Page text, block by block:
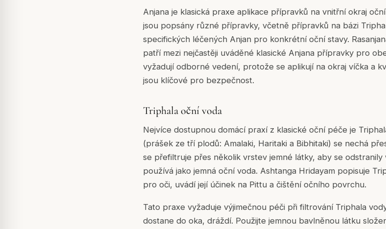
Anjana je klasická praxe aplikace přípravků na vnitřní okraj
jsou popsány různé přípravky, včetně přípravků na bázi
specifických léčených Anjan pro konkrétní oční stavy.
patří mezi nejčastěji uváděné klasické Anjana přípravky pro
vyžadují odborné vedení, protože se aplikují na okraj víčka a
jsou klíčové pro bezpečnost.
Triphala oční voda
Nejvíce dostupnou domácí praxí z klasické oční péče je
(prášek ze tří plodů: Amalaki, Haritaki a Bibhitaki) se nechá
se přefiltruje přes několik vrstev jemné látky, aby se
používá jako jemná oční voda. Ashtanga Hridayam popisuje
pro oči, uvádí její účinek na Pittu a čištění očního povrchu.
Tato praxe vyžaduje výjimečnou péči při filtrování Triphala
dostane do oka, dráždí. Použijte jemnou bavlněnou látku